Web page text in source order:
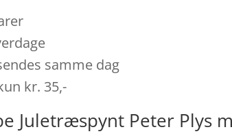
samme dag
kr. 35,-
Juletræspynt Peter Plys